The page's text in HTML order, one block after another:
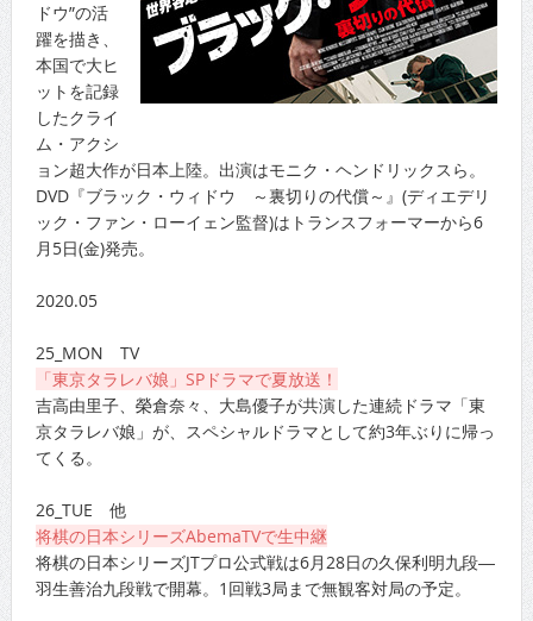
ドウ”の活
躍を描き、
本国で大ヒ
ットを記録
したクライ
ム・アクシ
ョン超大作が日本上陸。出演はモニク・ヘンドリックスら。
DVD『ブラック・ウィドウ ～裏切りの代償～』(ディエデリ
ック・ファン・ローイェン監督)はトランスフォーマーから6
月5日(金)発売。
2020.05
25_MON TV
「東京タラレバ娘」SPドラマで夏放送！
吉高由里子、榮倉奈々、大島優子が共演した連続ドラマ「東
京タラレバ娘」が、スペシャルドラマとして約3年ぶりに帰っ
てくる。
26_TUE 他
将棋の日本シリーズAbemaTVで生中継
将棋の日本シリーズJTプロ公式戦は6月28日の久保利明九段―
羽生善治九段戦で開幕。1回戦3局まで無観客対局の予定。